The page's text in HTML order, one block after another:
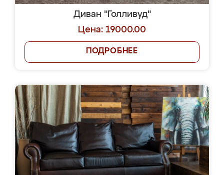
Диван "Голливуд"
Цена: 19000.00
ПОДРОБНЕЕ